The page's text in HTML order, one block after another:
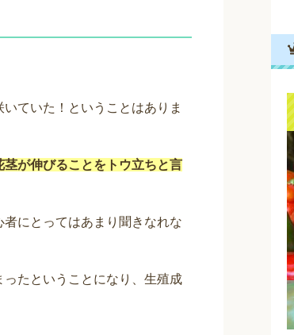
ていた！ということはありま
が伸びることをトウ立ちと言
にとってはあまり聞きなれな
たということになり、生殖成